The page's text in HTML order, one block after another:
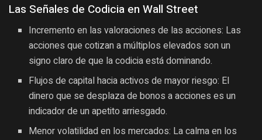
Las Señales de Codicia en Wall Street
Incremento en las valoraciones de las acciones: Las
acciones que cotizan a múltiplos elevados son un
signo claro de que la codicia está dominando.
Flujos de capital hacia activos de mayor riesgo: El
dinero que se desplaza de bonos a acciones es un
indicador de un apetito arriesgado.
Menor volatilidad en los mercados: La calma en los